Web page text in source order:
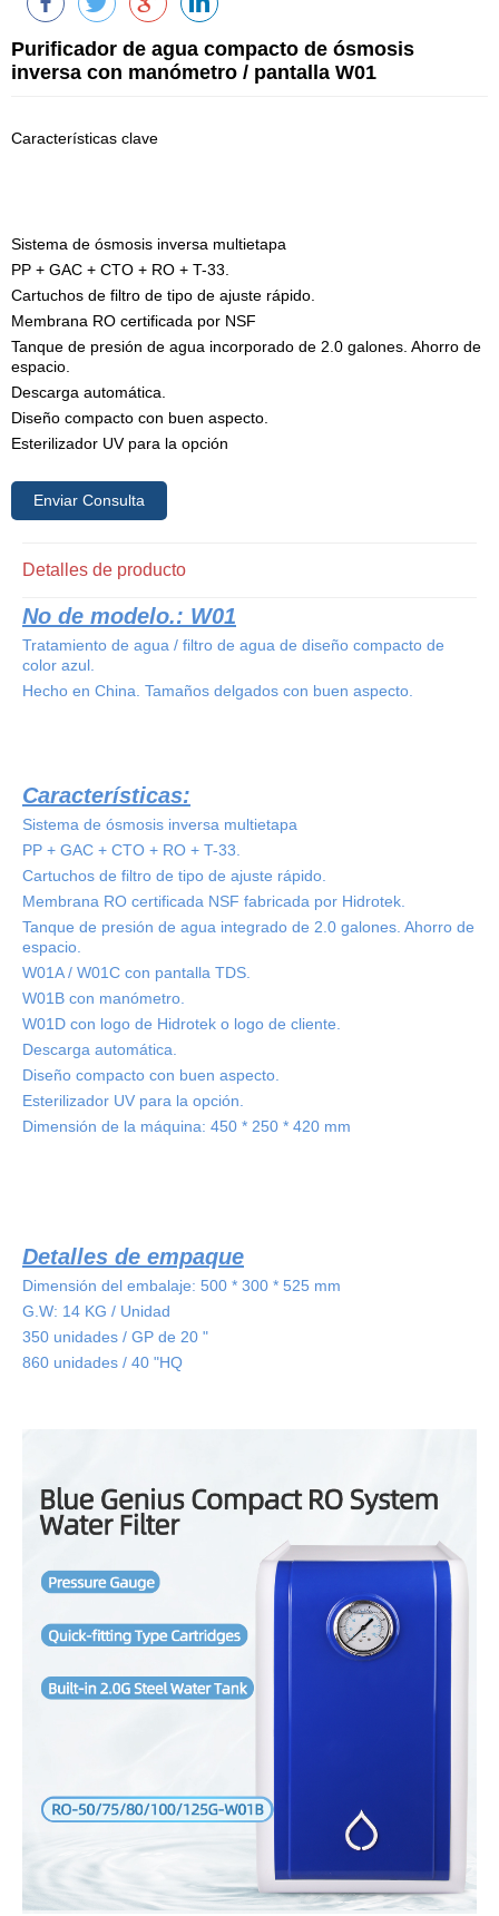
Purificador de agua compacto de ósmosis
inversa con manómetro / pantalla W01
Características clave
Sistema de ósmosis inversa multietapa
PP + GAC + CTO + RO + T-33.
Cartuchos de filtro de tipo de ajuste rápido.
Membrana RO certificada por NSF
Tanque de presión de agua incorporado de 2.0 galones. Ahorro de
espacio.
Descarga automática.
Diseño compacto con buen aspecto.
Esterilizador UV para la opción
Enviar Consulta
Detalles de producto
No de modelo.: W01
Tratamiento de agua / filtro de agua de diseño compacto de
color azul.
Hecho en China. Tamaños delgados con buen aspecto.
Características:
Sistema de ósmosis inversa multietapa
PP + GAC + CTO + RO + T-33.
Cartuchos de filtro de tipo de ajuste rápido.
Membrana RO certificada NSF fabricada por Hidrotek.
Tanque de presión de agua integrado de 2.0 galones. Ahorro de
espacio.
W01A / W01C con pantalla TDS.
W01B con manómetro.
W01D con logo de Hidrotek o logo de cliente.
Descarga automática.
Diseño compacto con buen aspecto.
Esterilizador UV para la opción.
Dimensión de la máquina: 450 * 250 * 420 mm
Detalles de empaque
Dimensión del embalaje: 500 * 300 * 525 mm
G.W: 14 KG / Unidad
350 unidades / GP de 20 "
860 unidades / 40 "HQ